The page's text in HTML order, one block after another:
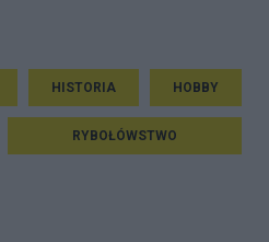
HISTORIA HOBBY
RYBOŁÓWSTWO